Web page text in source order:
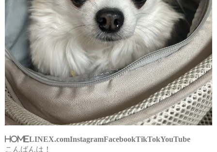
HOMELINEX.comInstagramFacebookTikTokYouTube
こんばんは！